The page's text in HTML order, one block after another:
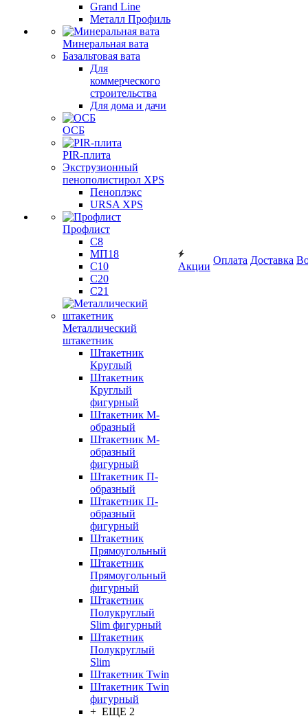
Grand Line
Металл Профиль
Минеральная вата
Базальтовая вата
Для
коммерческого
строительства
Для дома и дачи
ОСБ
PIR-плита
Экструзионный
пенополистирол XPS
Пеноплэкс
URSA XPS
Профлист
С8
МП18
С10
С20
С21
Металлический
штакетник
Штакетник
Круглый
Штакетник
Круглый
фигурный
Штакетник М-
образный
Штакетник М-
образный
фигурный
Штакетник П-
образный
Штакетник П-
образный
фигурный
Штакетник
Прямоугольный
Штакетник
Прямоугольный
фигурный
Штакетник
Полукруглый
Slim фигурный
Штакетник
Полукруглый
Slim
Штакетник Twin
Штакетник Twin
фигурный
+ ЕЩЕ 2
Акции
Оплата Доставка